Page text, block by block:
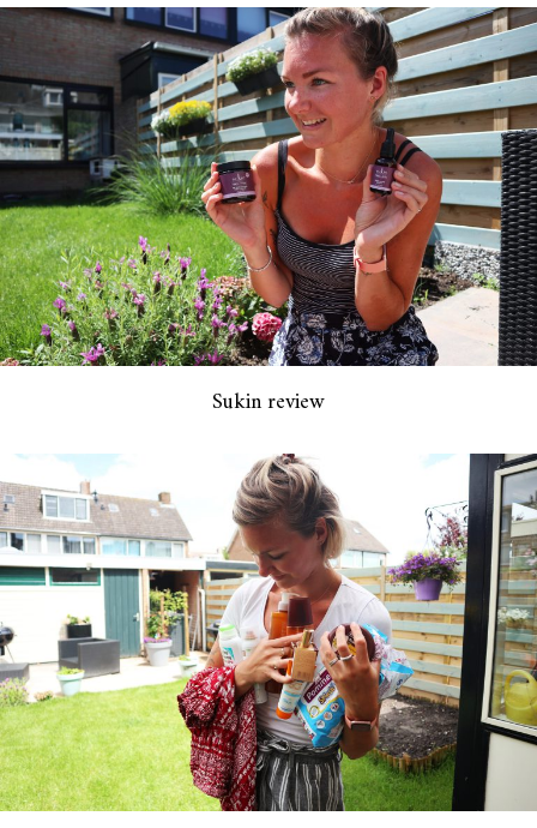
Sukin review